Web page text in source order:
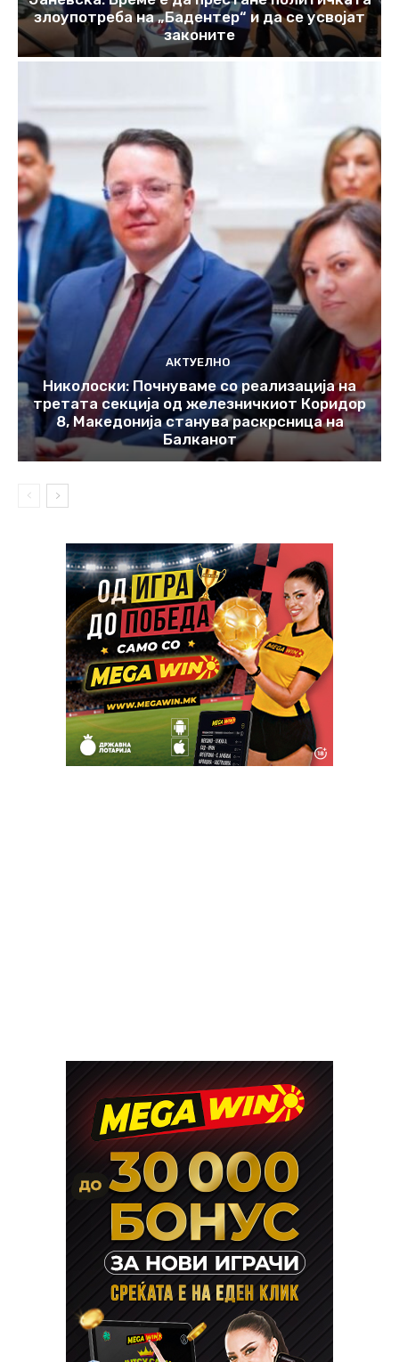
злоупотреба на „Бадентер“ и да се усвојат
законите
АКТУЕЛНО
Николоски: Почнуваме со реализација на
третата секција од железничкиот Коридор
8, Македонија станува раскрсница на
Балканот